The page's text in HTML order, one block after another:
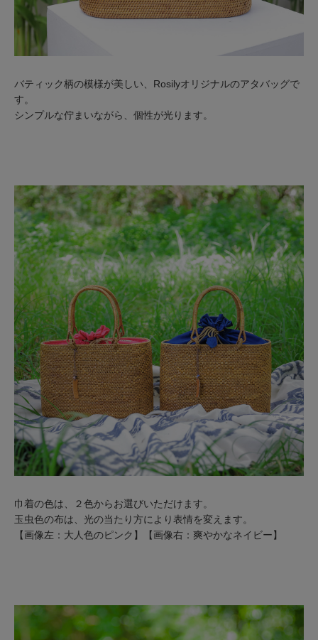
バティック柄の模様が美しい、Rosilyオリジナルのアタバッグで
す。
シンプルな佇まいながら、個性が光ります。
巾着の色は、２色からお選びいただけます。
玉虫色の布は、光の当たり方により表情を変えます。
【画像左：大人色のピンク】【画像右：爽やかなネイビー】